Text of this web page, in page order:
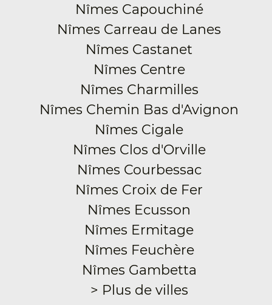
Nîmes Capouchiné
Nîmes Carreau de Lanes
Nîmes Castanet
Nîmes Centre
Nîmes Charmilles
Nîmes Chemin Bas d'Avignon
Nîmes Cigale
Nîmes Clos d'Orville
Nîmes Courbessac
Nîmes Croix de Fer
Nîmes Ecusson
Nîmes Ermitage
Nîmes Feuchère
Nîmes Gambetta
> Plus de villes